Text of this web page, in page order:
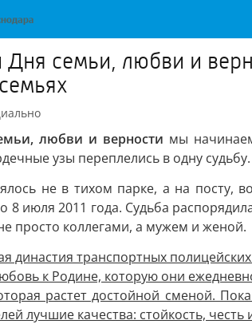
Дня семьи, любви и
любви и верности мы
узы переплелись в одну судьбу.
не в тихом парке, а на
8 июля 2011 года. Судьба
просто коллегами, а мужем и женой.
династия транспортных
к Родине, которую они
растет достойной сменой.
лучшие качества: стойкость,